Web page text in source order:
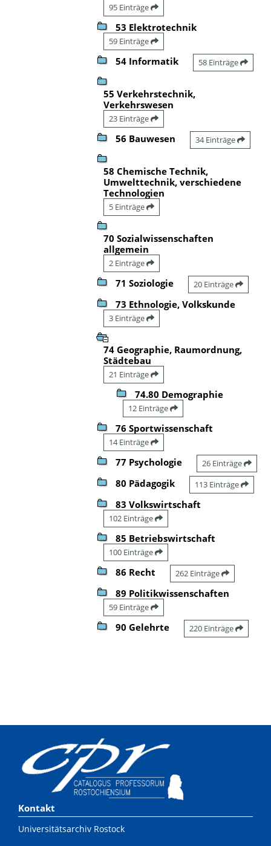
95 Einträge
53 Elektrotechnik
59 Einträge
54 Informatik 58 Einträge
55 Verkehrstechnik,
Verkehrswesen
23 Einträge
56 Bauwesen 34 Einträge
58 Chemische Technik,
Umwelttechnik, verschiedene
Technologien
5 Einträge
70 Sozialwissenschaften
allgemein
2 Einträge
71 Soziologie 20 Einträge
73 Ethnologie, Volkskunde
3 Einträge
74 Geographie, Raumordnung,
Städtebau
21 Einträge
74.80 Demographie
12 Einträge
76 Sportwissenschaft
14 Einträge
77 Psychologie 26 Einträge
80 Pädagogik 113 Einträge
83 Volkswirtschaft
102 Einträge
85 Betriebswirtschaft
100 Einträge
86 Recht 262 Einträge
89 Politikwissenschaften
59 Einträge
90 Gelehrte 220 Einträge
Kontakt
Universitätsarchiv Rostock